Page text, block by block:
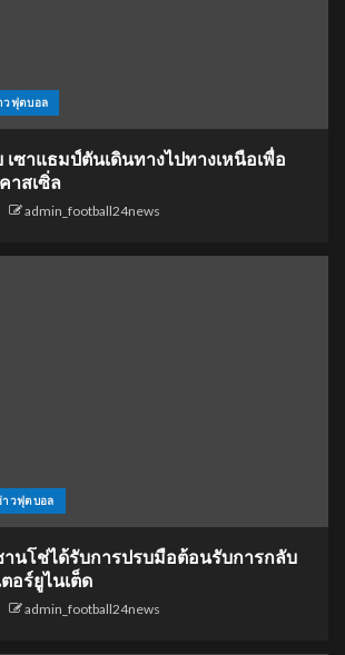
วฟุตบอล
ซาแธมป์ตันเดินทางไปทางเหนือเพื่อ
าสเซิ่ล
admin_football24news
าวฟุตบอล
นโช่ได้รับการปรบมือต้อนรับการกลับ
อร์ยูไนเต็ด
admin_football24news